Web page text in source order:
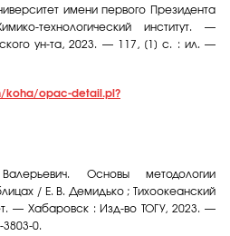
имени первого Президента
технологический институт. —
ун-та, 2023. — 117, [1] с. : ил. —
koha/opac-detail.pl?
Основы методологии
/ Е. В. Демидько ; Тихоокеанский
— Хабаровск : Изд-во ТОГУ, 2023. —
3803-0.